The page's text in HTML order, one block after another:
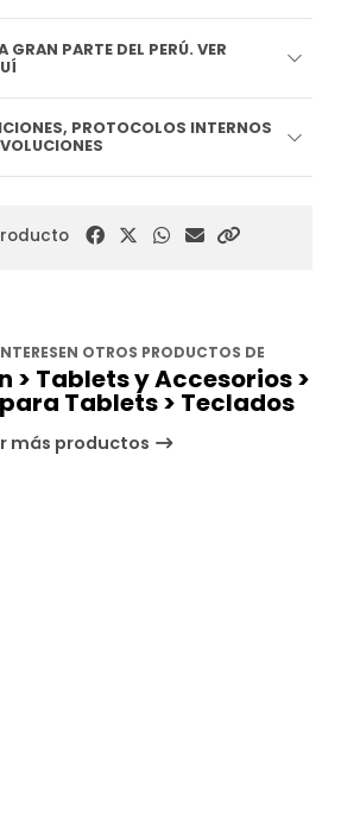
PARTE DEL PERÚ. VER
PROTOCOLOS INTERNOS
OTROS PRODUCTOS DE
> Tablets y Accesorios >
Tablets > Teclados
más productos